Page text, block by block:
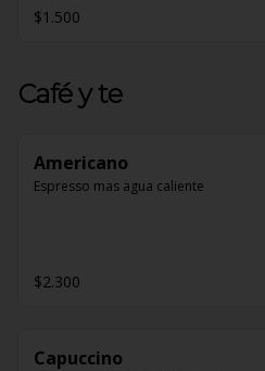
$1.500
Café y te
Americano
Espresso mas agua caliente
$2.300
Capuccino